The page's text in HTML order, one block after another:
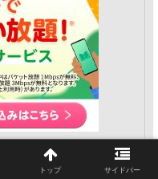
トップ サイドバー